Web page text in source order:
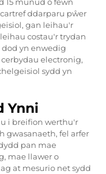
ddarparu pŵer
gan leihau'r
costau'r trydan
yn enwedig
electronig,
sydd yn
Ynni
i breifion werthu'r
gwasanaeth, fel arfer
pan mae
mae llawer o
at mesurio net sydd